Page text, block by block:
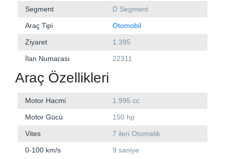
Segment D Segment
Araç Tipi Otomobil
Ziyaret 1.395
İlan Numarası 22311
Araç Özellikleri
Motor Hacmi 1.995 cc
Motor Gücü 150 hp
Vites 7 ileri Otomatik
0-100 km/s 9 saniye